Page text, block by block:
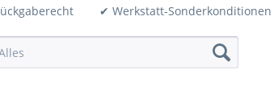
✔ Werkstatt-